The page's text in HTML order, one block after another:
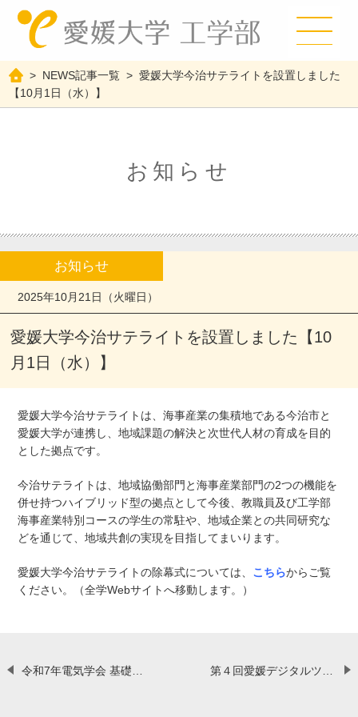
> NEWS記事一覧 > 愛媛大学今治サテライトを設置しました
【10月1日（水）】
お知らせ
お知らせ
2025年10月21日（火曜日）
愛媛大学今治サテライトを設置しました【10
月1日（水）】
愛媛大学今治サテライトは、海事産業の集積地である今治市と
愛媛大学が連携し、地域課題の解決と次世代人材の育成を目的
とした拠点です。
今治サテライトは、地域協働部門と海事産業部門の2つの機能を
併せ持つハイブリッド型の拠点として今後、教職員及び工学部
海事産業特別コースの学生の常駐や、地域企業との共同研究な
どを通じて、地域共創の実現を目指してまいります。
愛媛大学今治サテライトの除幕式については、 こちらからご覧
ください。（全学Webサイトへ移動します。）